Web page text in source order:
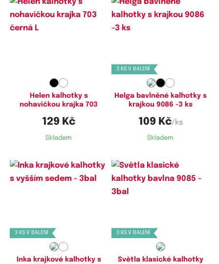
Helen kalhotky s
nohavičkou krajka 703
129 Kč
Skladem
3 KS V BALENÍ
Helga bavlněné kalhotky s
krajkou 9086 -3 ks
109 Kč/ks
Skladem
3 KS V BALENÍ
Inka krajkové kalhotky s
3 KS V BALENÍ
Světla klasické kalhotky